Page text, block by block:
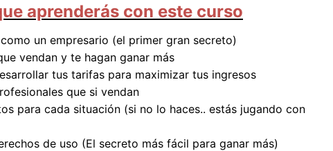
aprenderás con este curso
un empresario (el primer gran secreto)
vendan y te hagan ganar más
tus tarifas para maximizar tus ingresos
que si vendan
para cada situación (si no lo haces.. estás jugando con
de uso (El secreto más fácil para ganar más)